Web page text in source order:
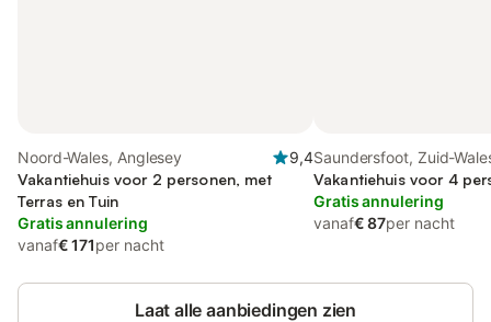
Noord-Wales, Anglesey
9,4
Vakantiehuis voor 2 personen, met
Terras en Tuin
Gratis annulering
vanaf€ 171per nacht
Saundersfoot, Zuid-
Vakantiehuis voor 4
Gratis annulering
vanaf€ 87per nacht
Laat alle aanbiedingen zien